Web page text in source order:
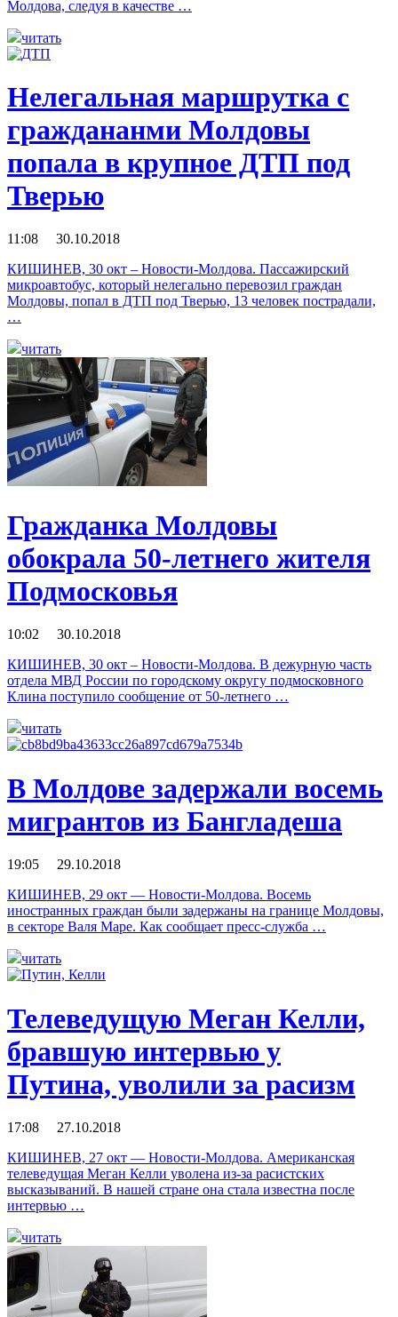
Молдова, следуя в качестве …
читать
Нелегальная маршрутка с
граждананми Молдовы
попала в крупное ДТП под
Тверью
11:08 30.10.2018
КИШИНЕВ, 30 окт – Новости-Молдова. Пассажирский
микроавтобус, который нелегально перевозил граждан
Молдовы, попал в ДТП под Тверью, 13 человек пострадали,
…
читать
Гражданка Молдовы
обокрала 50-летнего жителя
Подмосковья
10:02 30.10.2018
КИШИНЕВ, 30 окт – Новости-Молдова. В дежурную часть
отдела МВД России по городскому округу подмосковного
Клина поступило сообщение от 50-летнего …
читать
В Молдове задержали восемь
мигрантов из Бангладеша
19:05 29.10.2018
КИШИНЕВ, 29 окт — Новости-Молдова. Восемь
иностранных граждан были задержаны на границе Молдовы,
в секторе Валя Маре. Как сообщает пресс-служба …
читать
Телеведущую Меган Келли,
бравшую интервью у
Путина, уволили за расизм
17:08 27.10.2018
КИШИНЕВ, 27 окт — Новости-Молдова. Американская
телеведущая Меган Келли уволена из-за расистских
высказываний. В нашей стране она стала известна после
интервью …
читать